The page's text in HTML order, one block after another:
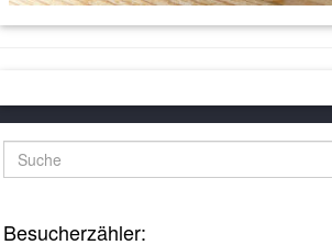
Suche
Besucherzähler: